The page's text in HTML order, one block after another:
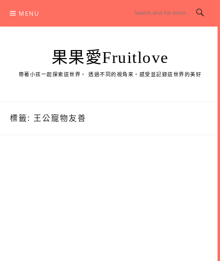
content
MENU
果果愛Fruitlove
帶著小孩一起探索這世界， 透過不同的視角來，感受並記錄這世界的美好
標籤: 王公寵物友善